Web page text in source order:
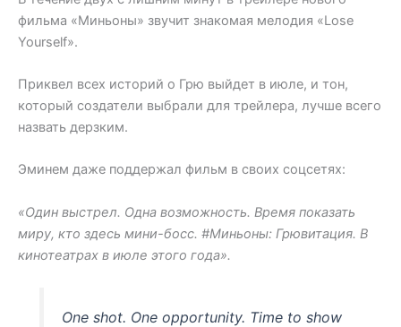
фильма «Миньоны» звучит знакомая мелодия «Lose
Yourself».
Приквел всех историй о Грю выйдет в июле, и тон,
который создатели выбрали для трейлера, лучше всего
назвать дерзким.
Эминем даже поддержал фильм в своих соцсетях:
«Один выстрел. Одна возможность. Время показать
миру, кто здесь мини-босс. #Миньоны: Грювитация. В
кинотеатрах в июле этого года».
One shot. One opportunity. Time to show